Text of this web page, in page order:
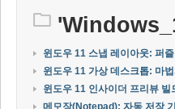
'
윈도우 11 스냅 레이아웃: 퍼
윈도우 11 가상 데스크톱: 마
윈도우 11 인사이더 프리뷰
메모장(Notepad): 자동 저장